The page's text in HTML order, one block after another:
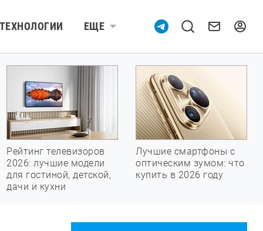
ЕЩЕ
Рейтинг телевизоров
2026: лучшие модели
для гостиной, детской,
дачи и кухни
Лучшие смартфоны с
оптическим зумом: что
купить в 2026 году